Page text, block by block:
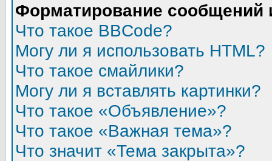
Форматирование сообщений
Что такое BBCode?
Могу ли я использовать HTML?
Что такое смайлики?
Могу ли я вставлять картинки?
Что такое «Объявление»?
Что такое «Важная тема»?
Что значит «Тема закрыта»?